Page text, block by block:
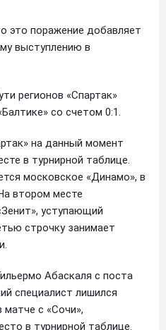
это поражение добавляет
выступлению в
регионов «Спартак»
со счетом 0:1.
на данный момент
в турнирной таблице.
московское «Динамо», в
втором месте
уступающий
строчку занимает
Абаскаля с поста
специалист лишился
с «Сочи»,
в турнирной таблице.